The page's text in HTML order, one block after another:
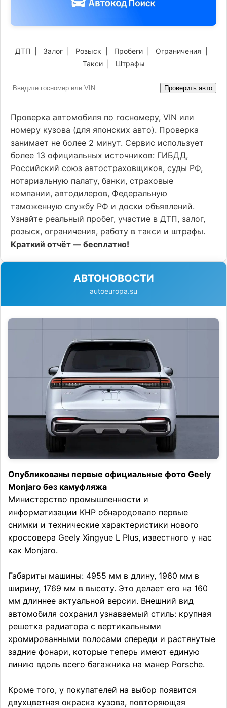
ДТП Залог Розыск Пробеги Ограничения
Такси| Штрафы
Проверить авто
Проверка автомобиля по госномеру, VIN или
номеру кузова (для японских авто). Проверка
занимает не более 2 минут. Сервис использует
более 13 официальных источников: ГИБДД,
Российский союз автостраховщиков, суды РФ,
нотариальную палату, банки, страховые
компании, автодилеров, Федеральную
таможенную службу РФ и доски объявлений.
Узнайте реальный пробег, участие в ДТП, залог,
розыск, ограничения, работу в такси и штрафы.
Краткий отчёт — бесплатно!
АВТОНОВОСТИ
autoeuropa.su
Опубликованы первые официальные фото Geely
Monjaro без камуфляжа
Министерство промышленности и
информатизации КНР обнародовало первые
снимки и технические характеристики нового
кроссовера Geely Xingyue L Plus, известного у нас
как Monjaro.
Габариты машины: 4955 мм в длину, 1960 мм в
ширину, 1769 мм в высоту. Это делает его на 160
мм длиннее актуальной версии. Внешний вид
автомобиля сохранил узнаваемый стиль: крупная
решетка радиатора с вертикальными
хромированными полосами спереди и растянутые
задние фонари, которые теперь имеют единую
линию вдоль всего багажника на манер Porsche.
Кроме того, у покупателей на выбор появится
двухцветная окраска кузова, повторяющая